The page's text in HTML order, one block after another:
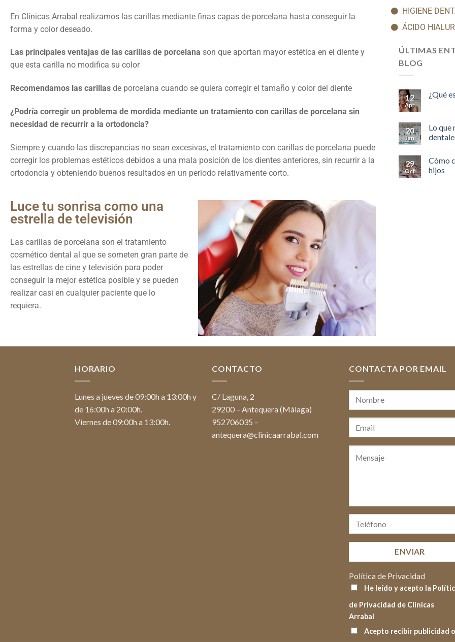
En Clínicas Arrabal realizamos las carillas mediante finas capas de porcelana hasta conseguir la
forma y color deseado.
Las principales ventajas de las carillas de porcelana son que aportan mayor estética en el diente y
que esta carilla no modifica su color
Recomendamos las carillas de porcelana cuando se quiera corregir el tamaño y color del diente
¿Podría corregir un problema de mordida mediante un tratamiento con carillas de porcelana sin
necesidad de recurrir a la ortodoncia?
Siempre y cuando las discrepancias no sean excesivas, el tratamiento con carillas de porcelana puede
corregir los problemas estéticos debidos a una mala posición de los dientes anteriores, sin recurrir a la
ortodoncia y obteniendo buenos resultados en un periodo relativamente corto.
Luce tu sonrisa como una
estrella de televisión
Las carillas de porcelana son el tratamiento
cosmético dental al que se someten gran parte de
las estrellas de cine y televisión para poder
conseguir la mejor estética posible y se pueden
realizar casi en cualquier paciente que lo
requiera.
HIGIENE
ÁCIDO
ÚLTIMAS
BLOG
12
Apr
¿Qué
20
Jan
Lo que
29
Oct
Cómo
hijos
HORARIO
Lunes a jueves de 09:00h a 13:00h y
de 16:00h a 20:00h.
Viernes de 09:00h a 13:00h.
CONTACTO
C/ Laguna, 2
29200 – Antequera (Málaga)
952706035 –
antequera@clinicaarrabal.com
CONTACTA POR EMAIL
Política de Privacidad
He leído y acepto la
de Privacidad de Clínicas
Arrabal
Acepto recibir publicidad o